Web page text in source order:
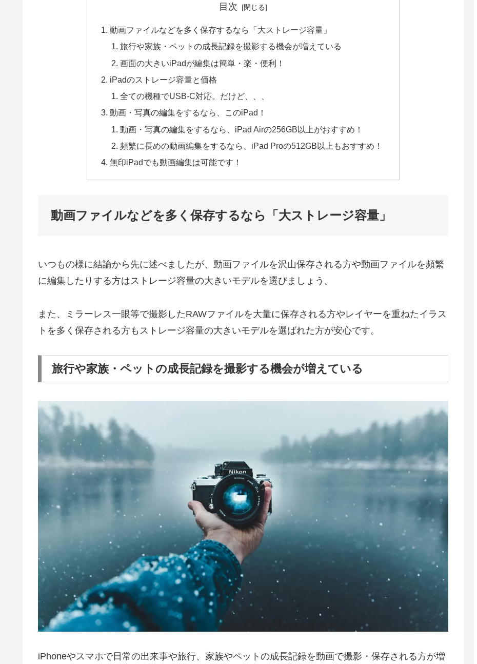
目次
動画ファイルなどを多く保存するなら「大ストレージ容量」
旅行や家族・ペットの成長記録を撮影する機会が増えている
画面の大きいiPadが編集は簡単・楽・便利！
iPadのストレージ容量と価格
全ての機種でUSB-C対応。だけど、、、
動画・写真の編集をするなら、このiPad！
動画・写真の編集をするなら、iPad Airの256GB以上がおすすめ！
頻繁に長めの動画編集をするなら、iPad Proの512GB以上もおすすめ！
無印iPadでも動画編集は可能です！
動画ファイルなどを多く保存するなら「大ストレージ容量」
いつもの様に結論から先に述べましたが、動画ファイルを沢山保存される方や動画ファイルを頻繁
に編集したりする方はストレージ容量の大きいモデルを選びましょう。
また、ミラーレス一眼等で撮影したRAWファイルを大量に保存される方やレイヤーを重ねたイラス
トを多く保存される方もストレージ容量の大きいモデルを選ばれた方が安心です。
旅行や家族・ペットの成長記録を撮影する機会が増えている
iPhoneやスマホで日常の出来事や旅行、家族やペットの成長記録を動画で撮影・保存される方が増